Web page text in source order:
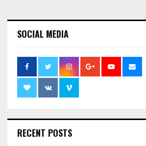
SOCIAL MEDIA
RECENT POSTS